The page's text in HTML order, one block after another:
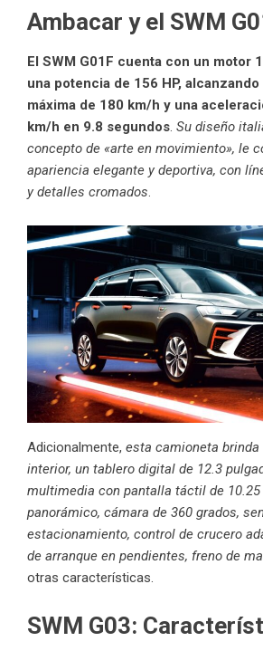
Ambacar y el SWM
El SWM G01F cuenta con un motor
una potencia de 156 HP,
máxima de 180 km/h y una
km/h en 9.8 segundos Su diseño
concepto de «arte en movimiento», le
apariencia elegante y deportiva, con
y detalles cromados
Adicionalmente, esta camioneta
interior, un tablero digital de 12.3
multimedia con pantalla táctil de
panorámico, cámara de 360 grados,
estacionamiento, control de crucero
de arranque en pendientes, freno de
otras características.
SWM G03: